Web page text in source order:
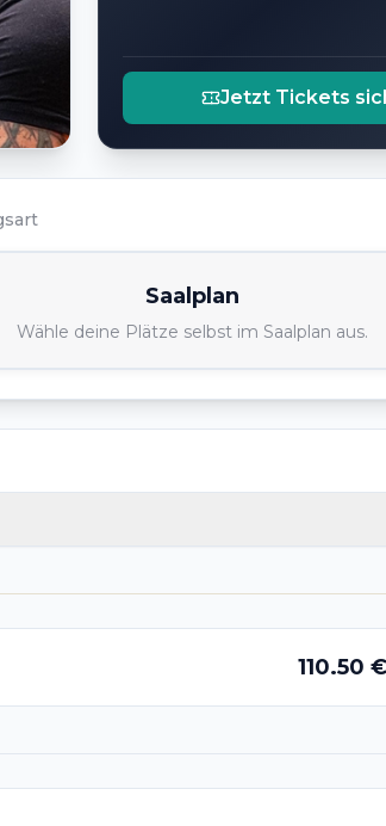
Jetzt Tickets
Saalplan
Wähle deine Plätze selbst im Saalplan aus.
110.50 €